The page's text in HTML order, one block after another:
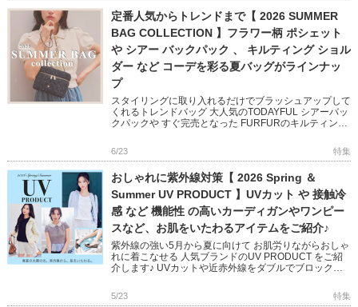
定番人気からトレンドまで【 2026 SUMMER
BAG COLLECTION 】フラワー柄 ポシェット
や シアー バックパック 、 キルティング ショル
ダー など コーデを彩る夏バッグがラインナッ
プ
スタイリングに取り入れるだけでブラッシュアップして
くれるトレンドバッグ 大人気のTODAYFUL シアーバッ
クパックや すぐ完売となった FURFURのキルティング
6/23 特集
おしゃれに紫外線対策【 2026 Spring ＆
Summer UV PRODUCT 】UVカット や 接触冷
感 など 機能性 の高いカーディガンやワンピー
スなど、お肌をいたわるアイテムをご紹介♪
紫外線の強い5月から夏に向けて お肌労りながらおしゃ
れに着こなせる 人気ブランドのUV PRODUCT をご紹
介します♪ UVカットや近赤外線をダブルでブロック、
5/23 特集